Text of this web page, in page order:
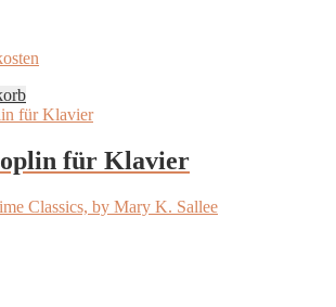
für Klavier
Classics, by Mary K. Sallee